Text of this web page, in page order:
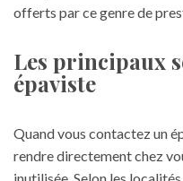
offerts par ce genre de
Les principaux
épaviste
Quand vous contactez un
rendre directement chez